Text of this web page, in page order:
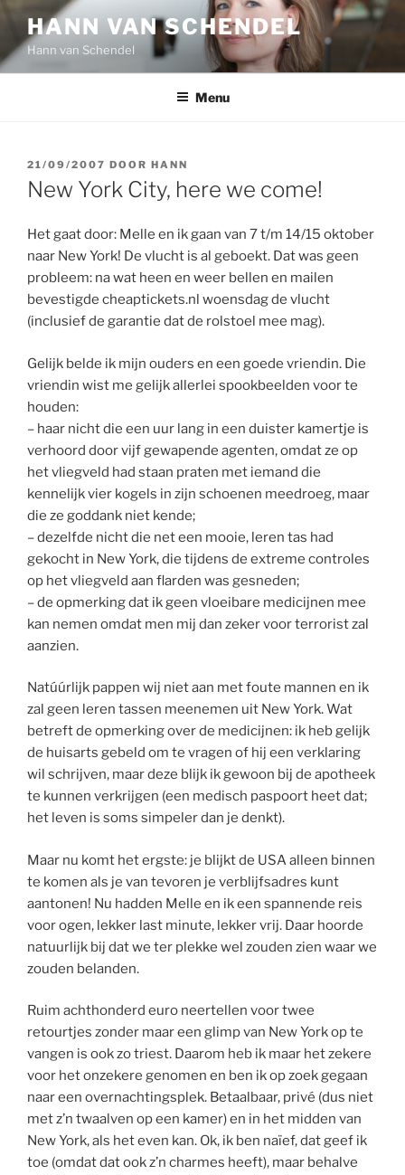
Ga
de
inhoud
HANN VAN SCHENDEL
Hann van Schendel
Menu
GEPLAATST
OP
21/09/2007 DOOR HANN
New York City, here we come!
Het gaat door: Melle en ik gaan van 7 t/m 14/15 oktober
naar New York! De vlucht is al geboekt. Dat was geen
probleem: na wat heen en weer bellen en mailen
bevestigde cheaptickets.nl woensdag de vlucht
(inclusief de garantie dat de rolstoel mee mag).
Gelijk belde ik mijn ouders en een goede vriendin. Die
vriendin wist me gelijk allerlei spookbeelden voor te
houden:
– haar nicht die een uur lang in een duister kamertje is
verhoord door vijf gewapende agenten, omdat ze op
het vliegveld had staan praten met iemand die
kennelijk vier kogels in zijn schoenen meedroeg, maar
die ze goddank niet kende;
– dezelfde nicht die net een mooie, leren tas had
gekocht in New York, die tijdens de extreme controles
op het vliegveld aan flarden was gesneden;
– de opmerking dat ik geen vloeibare medicijnen mee
kan nemen omdat men mij dan zeker voor terrorist zal
aanzien.
Natúúrlijk pappen wij niet aan met foute mannen en ik
zal geen leren tassen meenemen uit New York. Wat
betreft de opmerking over de medicijnen: ik heb gelijk
de huisarts gebeld om te vragen of hij een verklaring
wil schrijven, maar deze blijk ik gewoon bij de apotheek
te kunnen verkrijgen (een medisch paspoort heet dat;
het leven is soms simpeler dan je denkt).
Maar nu komt het ergste: je blijkt de USA alleen binnen
te komen als je van tevoren je verblijfsadres kunt
aantonen! Nu hadden Melle en ik een spannende reis
voor ogen, lekker last minute, lekker vrij. Daar hoorde
natuurlijk bij dat we ter plekke wel zouden zien waar we
zouden belanden.
Ruim achthonderd euro neertellen voor twee
retourtjes zonder maar een glimp van New York op te
vangen is ook zo triest. Daarom heb ik maar het zekere
voor het onzekere genomen en ben ik op zoek gegaan
naar een overnachtingsplek. Betaalbaar, privé (dus niet
met z’n twaalven op een kamer) en in het midden van
New York, als het even kan. Ok, ik ben naïef, dat geef ik
toe (omdat dat ook z’n charmes heeft), maar behalve